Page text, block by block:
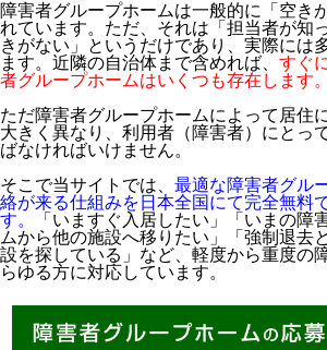
障害者グループホームは一般的に「空き
れています。ただ、それは「担当者が知
きがない」というだけであり、実際には
ます。近隣の自治体まで含めれば、 すぐ
者グループホームはいくつも存在します。
ただ障害者グループホームによって居住
大きく異なり、利用者（障害者）にとっ
ばなければいけません。
そこで当サイトでは、 最適な障害者グル
絡が来る仕組みを日本全国にて完全無料
す。
「いますぐ入居したい」「いまの障
ムから他の施設へ移りたい」「強制退去
設を探している」など、軽度から重度の
らゆる方に対応しています。